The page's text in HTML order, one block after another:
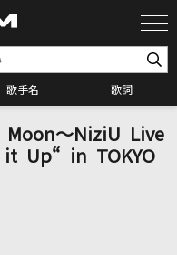
歌手名 歌詞
索Moon～NiziU Live
Up“ in TOKYO